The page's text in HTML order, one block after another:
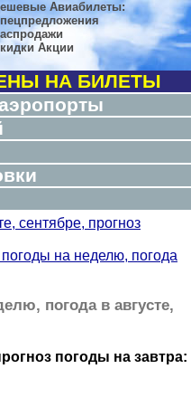
Авиабилеты:
Акции
НА БИЛЕТЫ
сентябре, прогноз
на неделю, погода
погода в августе,
погоды на завтра: